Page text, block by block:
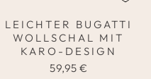
LEICHTER BUGATTI
WOLLSCHAL MIT
KARO-DESIGN
59,95 €